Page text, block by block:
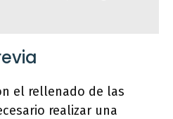
el rellenado de las
realizar una